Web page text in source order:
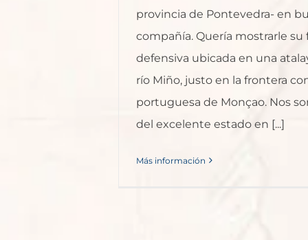
provincia de Pontevedra- en
compañía. Quería mostrarle su
defensiva ubicada en una
río Miño, justo en la frontera
portuguesa de Monçao. Nos
del excelente estado en [...]
Más información